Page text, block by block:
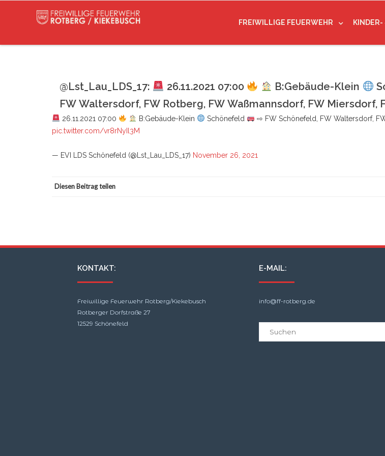
FREIWILLIGE FEUERWEHR
@Lst_Lau_LDS_17: 26.11.2021 07:00 B:Gebäude-Klein
FW Waltersdorf, FW Rotberg, FW Waßmannsdorf, FW Miersdorf,
26.11.2021 07:00 B:Gebäude-Klein Schönefeld
⇨ FW Schönefeld, FW Waltersdorf,
pic.twitter.com/vr8rNyIl3M
— EVI LDS Schönefeld (@Lst_Lau_LDS_17) November 26, 2021
Diesen Beitrag teilen
KONTAKT:
Freiwillige Feuerwehr Rotberg/Kiekebusch
Rotberger Dorfstraße 27
12529 Schönefeld
E-MAIL:
info@ff-rotberg.de